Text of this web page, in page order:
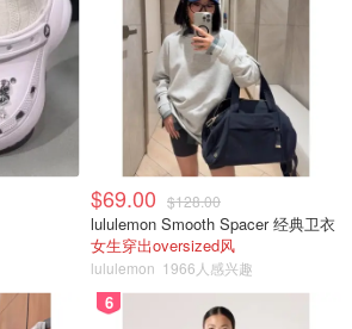
$69.00 $128.00
lululemon Smooth Spacer 经典卫衣
女生穿出oversized风
lululemon 1966人感兴趣
6